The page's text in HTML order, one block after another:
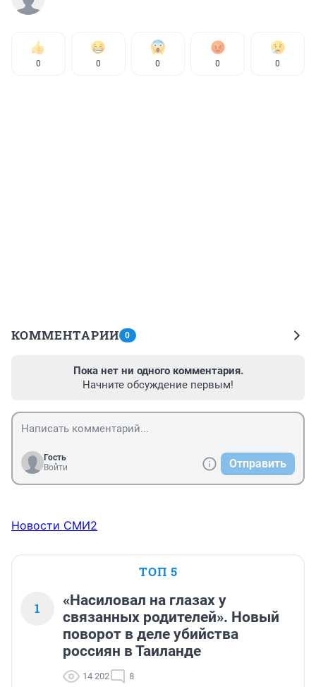
0 0 0 0 0
КОММЕНТАРИИ 0
Пока нет ни одного комментария.
Начните обсуждение первым!
Гость
Войти
Отправить
Новости СМИ2
ТОП 5
1
«Насиловал на глазах у
связанных родителей». Новый
поворот в деле убийства
россиян в Таиланде
14 202 8